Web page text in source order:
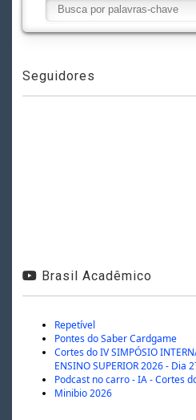
Seguidores
Brasil Acadêmico
Repetível
Pontes do Saber Cardgame
Cortes do IV SIMPÓSIO
ENSINO SUPERIOR 2026 - Dia
Podcast no carro - IA - Cortes
Minibio 2026